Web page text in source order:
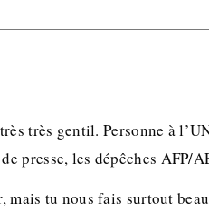
très gentil. Personne à
presse, les dépêches AFP/
mais tu nous fais surtout